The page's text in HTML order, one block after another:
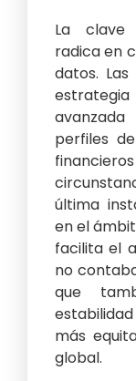
La clave
radica en
datos.
perfiles
última
en el
facilita el
no
que
más
global.